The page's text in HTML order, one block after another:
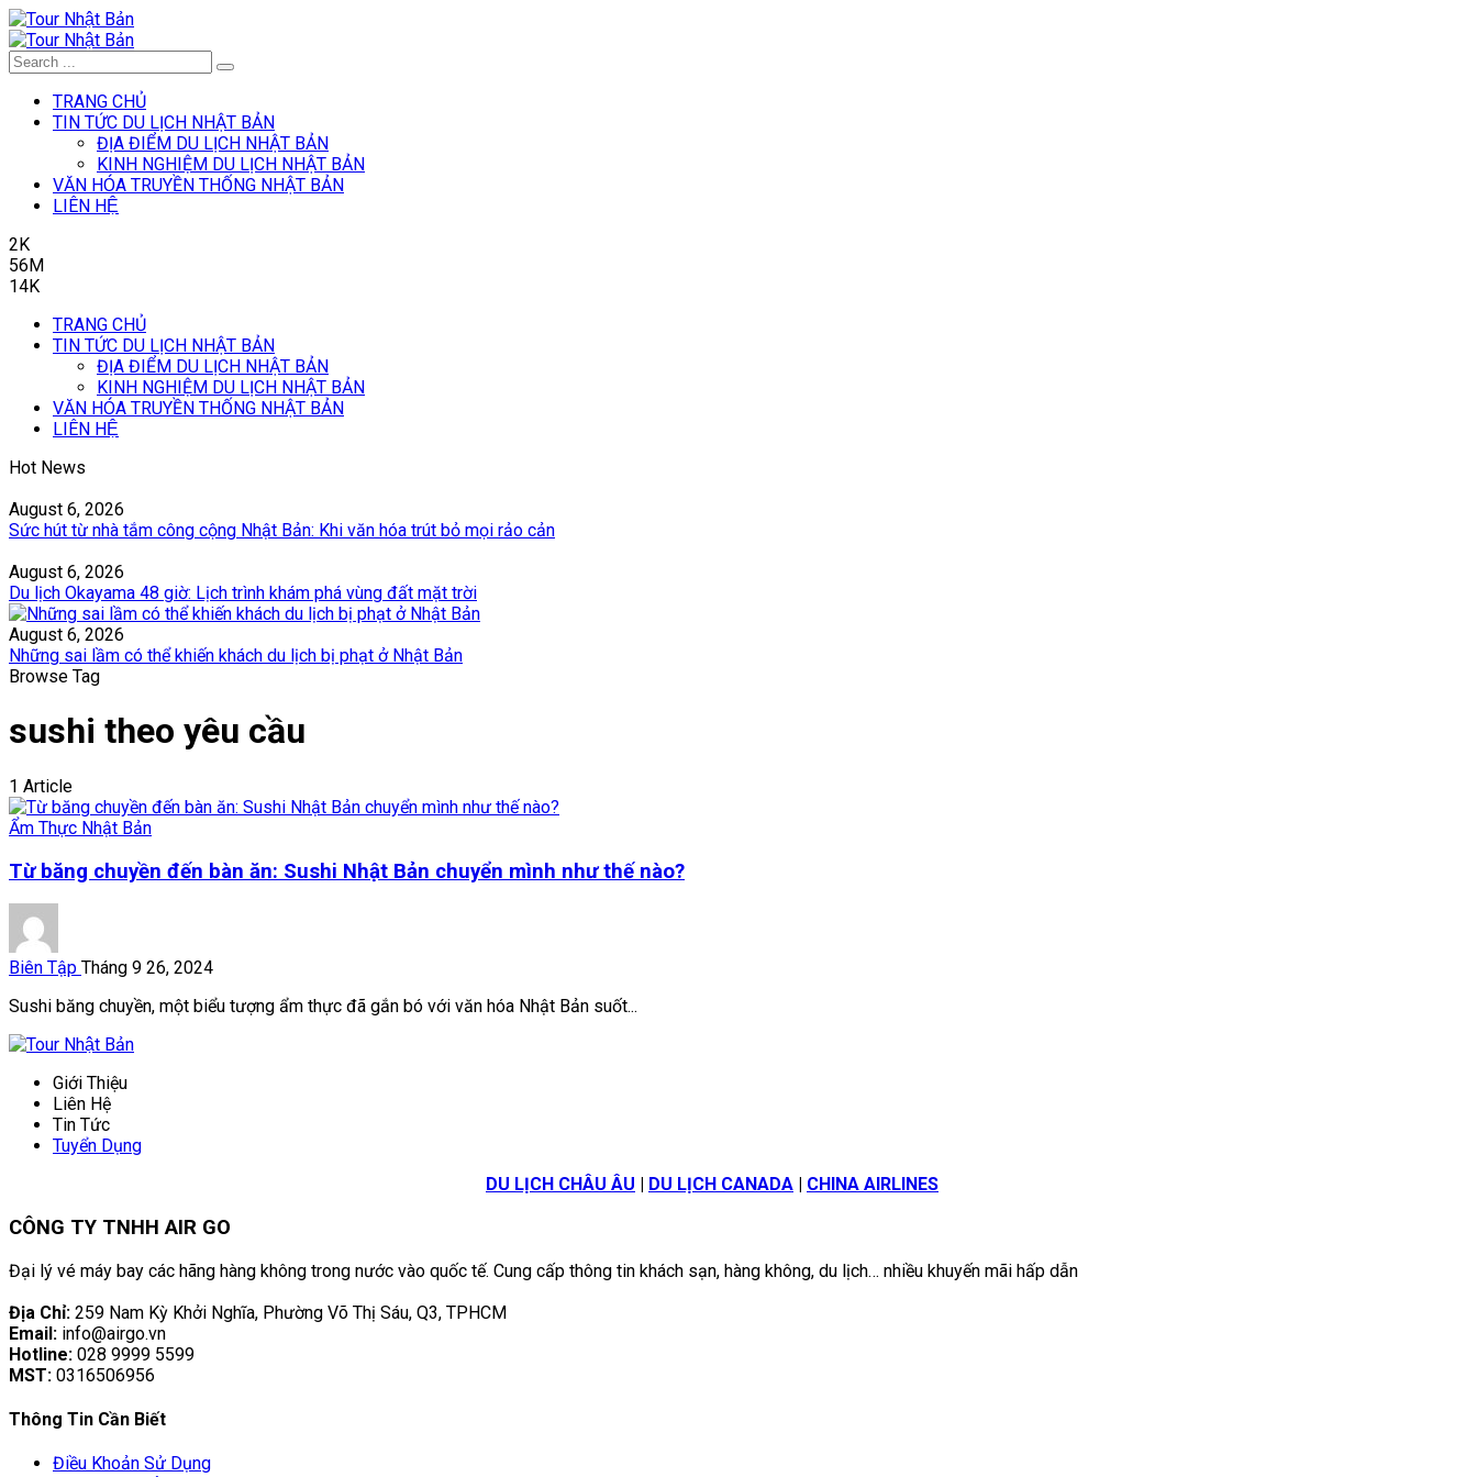
TRANG CHỦ
TIN TỨC DU LỊCH NHẬT BẢN
ĐỊA ĐIỂM DU LỊCH NHẬT BẢN
KINH NGHIỆM DU LỊCH NHẬT BẢN
VĂN HÓA TRUYỀN THỐNG NHẬT BẢN
LIÊN HỆ
2K
56M
14K
TRANG CHỦ
TIN TỨC DU LỊCH NHẬT BẢN
ĐỊA ĐIỂM DU LỊCH NHẬT BẢN
KINH NGHIỆM DU LỊCH NHẬT BẢN
VĂN HÓA TRUYỀN THỐNG NHẬT BẢN
LIÊN HỆ
Hot News
August 6, 2026
Sức hút từ nhà tắm công cộng Nhật Bản: Khi văn hóa trút bỏ mọi rảo cản
August 6, 2026
Du lịch Okayama 48 giờ: Lịch trình khám phá vùng đất mặt trời
August 6, 2026
Những sai lầm có thể khiến khách du lịch bị phạt ở Nhật Bản
Browse Tag
sushi theo yêu cầu
1 Article
Ẩm Thực Nhật Bản
Từ băng chuyền đến bàn ăn: Sushi Nhật Bản chuyển mình như thế nào?
Biên Tập Tháng 9 26, 2024
Sushi băng chuyền, một biểu tượng ẩm thực đã gắn bó với văn hóa Nhật Bản suốt...
Giới Thiệu
Liên Hệ
Tin Tức
Tuyển Dụng
DU LỊCH CHÂU ÂU
DU LỊCH CANADA CHINA AIRLINES
CÔNG TY TNHH AIR GO
Đại lý vé máy bay các hãng hàng không trong nước vào quốc tế. Cung cấp thông tin khách sạn, hàng không, du lịch… nhiều khuyến mãi hấp dẫn
Địa Chỉ: 259 Nam Kỳ Khởi Nghĩa, Phường Võ Thị Sáu, Q3, TPHCM
Email: info@airgo.vn
Hotline: 028 9999 5599
MST: 0316506956
Thông Tin Cần Biết
Điều Khoản Sử Dụng